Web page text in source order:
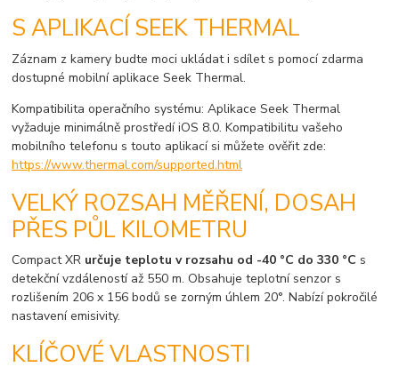
S APLIKACÍ SEEK THERMAL
Záznam z kamery budte moci ukládat i sdílet s pomocí zdarma
dostupné mobilní aplikace Seek Thermal.
Kompatibilita operačního systému: Aplikace Seek Thermal
vyžaduje minimálně prostředí iOS 8.0. Kompatibilitu vašeho
mobilního telefonu s touto aplikací si můžete ověřit zde:
https://www.thermal.com/supported.html
VELKÝ ROZSAH MĚŘENÍ, DOSAH
PŘES PŮL KILOMETRU
Compact XR určuje teplotu v rozsahu od -40 °C do 330 °C s
detekční vzdáleností až 550 m. Obsahuje teplotní senzor s
rozlišením 206 x 156 bodů se zorným úhlem 20°. Nabízí pokročilé
nastavení emisivity.
KLÍČOVÉ VLASTNOSTI